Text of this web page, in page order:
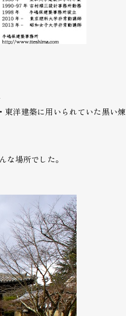
東洋建築に用いられていた黒い煉
場所でした。